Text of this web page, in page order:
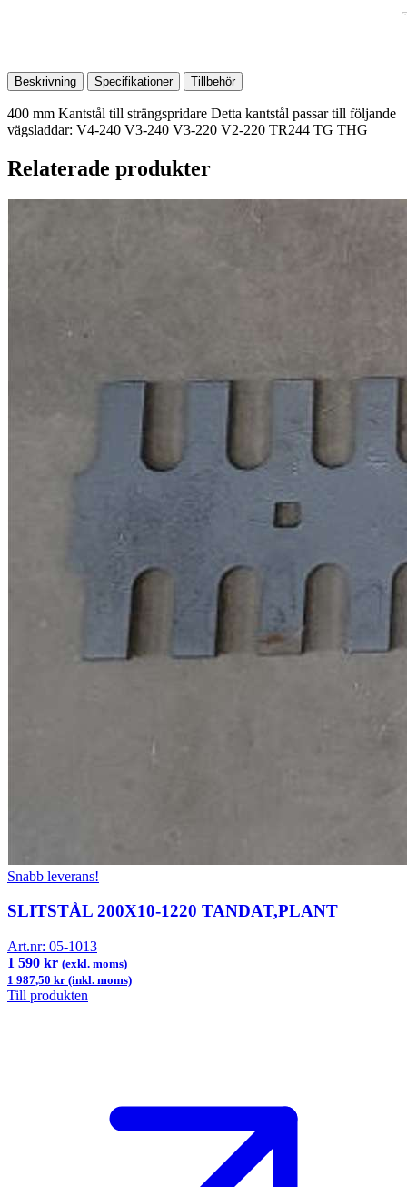
Beskrivning Specifikationer Tillbehör
400 mm Kantstål till strängspridare Detta kantstål passar till följande
vägsladdar: V4-240 V3-240 V3-220 V2-220 TR244 TG THG
Relaterade produkter
Snabb leverans!
SLITSTÅL 200X10-1220 TANDAT,PLANT
Art.nr: 05-1013
1 590 kr (exkl. moms)
1 987,50 kr (inkl. moms)
Till produkten